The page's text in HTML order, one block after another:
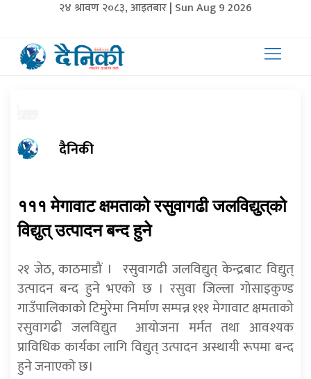
२४ श्रावण २०८३, आइतबार | Sun Aug 9 2026
दैनिकी
१११ मेगावाट क्षमताको रसुवागढी जलविद्युत्‌को
विद्युत् उत्पादन बन्द हुने
२१ जेठ, काठमाडौं । रसुवागढी जलविद्युत् केन्द्रबाट विद्युत्
उत्पादन बन्द हुने भएको छ । रसुवा जिल्ला गोसाइकुण्ड
गाउँपालिकाको टिमुरेमा निर्माण सम्पन्न १११ मेगावाट क्षमताको
रसुवागढी जलविद्युत आयोजना मर्मत तथा आवश्यक
प्राविधिक कार्यका लागि विद्युत् उत्पादन अस्थायी रूपमा बन्द
हुने जनाएको छ।